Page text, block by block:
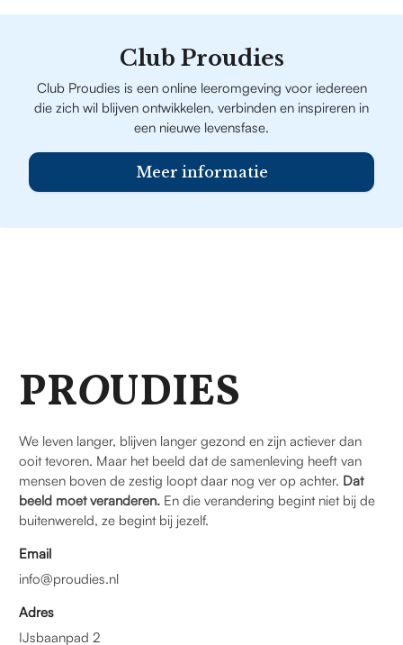
Club Proudies
Club Proudies is een online leeromgeving voor iedereen
die zich wil blijven ontwikkelen, verbinden en inspireren in
een nieuwe levensfase.
Meer informatie
PROUDIES
We leven langer, blijven langer gezond en zijn actiever dan
ooit tevoren. Maar het beeld dat de samenleving heeft van
mensen boven de zestig loopt daar nog ver op achter. Dat
beeld moet veranderen. En die verandering begint niet bij de
buitenwereld, ze begint bij jezelf.
Email
info@proudies.nl
Adres
IJsbaanpad 2